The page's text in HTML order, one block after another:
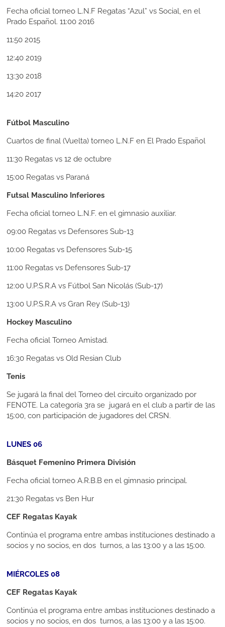
Fecha oficial torneo L.N.F Regatas “Azul” vs Social, en el
Prado Español. 11:00 2016
11:50 2015
12:40 2019
13:30 2018
14:20 2017
Fútbol Masculino
Cuartos de final (Vuelta) torneo L.N.F en El Prado Español
11:30 Regatas vs 12 de octubre
15:00 Regatas vs Paraná
Futsal Masculino Inferiores
Fecha oficial torneo L.N.F. en el gimnasio auxiliar.
09:00 Regatas vs Defensores Sub-13
10:00 Regatas vs Defensores Sub-15
11:00 Regatas vs Defensores Sub-17
12:00 U.P.S.R.A vs Fútbol San Nicolás (Sub-17)
13:00 U.P.S.R.A vs Gran Rey (Sub-13)
Hockey Masculino
Fecha oficial Torneo Amistad.
16:30 Regatas vs Old Resian Club
Tenis
Se jugará la final del Torneo del circuito organizado por
FENOTE. La categoría 3ra se jugará en el club a partir de las
15:00, con participación de jugadores del CRSN.
LUNES 06
Básquet Femenino Primera División
Fecha oficial torneo A.R.B.B en el gimnasio principal.
21:30 Regatas vs Ben Hur
CEF Regatas Kayak
Continúa el programa entre ambas instituciones destinado a
socios y no socios, en dos turnos, a las 13:00 y a las 15:00.
MIÉRCOLES 08
CEF Regatas Kayak
Continúa el programa entre ambas instituciones destinado a
socios y no socios, en dos turnos, a las 13:00 y a las 15:00.